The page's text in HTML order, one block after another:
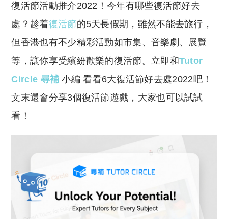
p
y
Li
n
k
at
s
A
p
p
復活節活動推介2022！今年有哪些復活節好去
處？趁着復活節的5天長假期，雖然不能去旅行，
但香港也有不少精彩活動如市集、音樂劇、展覽
等，讓你享受繽紛歡樂的復活節。立即和Tutor
Circle 尋補 小編 看看6大復活節好去處2022吧！
文末還會分享3個復活節遊戲，大家也可以試試
看！